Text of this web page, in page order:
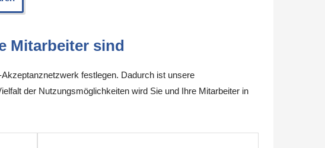
Mitarbeiter sind
festlegen. Dadurch ist unsere
der Nutzungsmöglichkeiten wird Sie und Ihre Mitarbeiter in